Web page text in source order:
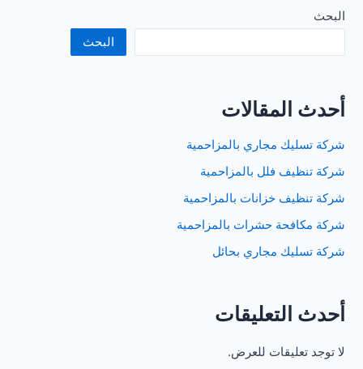
بالدمام
البحث
البحث
أحدث المقالات
شركة تسليك مجاري بالمزاحمية
شركة تنظيف فلل بالمزاحمية
شركة تنظيف خزانات بالمزاحمية
شركة مكافحة حشرات بالمزاحمية
شركة تسليك مجاري بحائل
أحدث التعليقات
لا توجد تعليقات للعرض.